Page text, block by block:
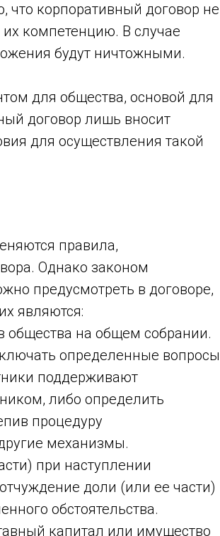
что корпоративный договор не
их компетенцию. В случае
будут ничтожными.
для общества, основой для
договор лишь вносит
для осуществления такой
правила,
Однако законом
предусмотреть в договоре,
являются:
общества на общем собрании.
определенные вопросы
поддерживают
либо определить
процедуру
механизмы.
при наступлении
доли (или ее части)
обстоятельства.
капитал или имущество